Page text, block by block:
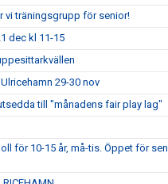
vi träningsgrupp för senior!
dec kl 11-15
29-30 nov
till "månadens fair play lag"
för 10-15 år, må-tis. Öppet för sen